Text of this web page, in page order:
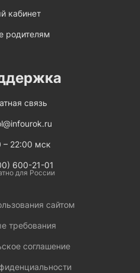
кабинет
родителям
связь
– 22:00 мск
600-21-01
для России
сайтом
требования
соглашение